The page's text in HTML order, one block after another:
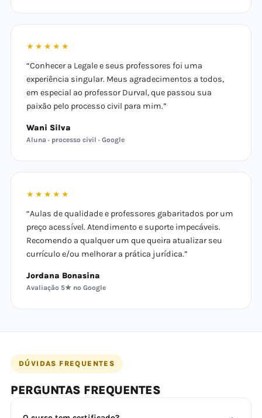
★★★★★
“Conhecer a Legale e seus professores foi uma
experiência singular. Meus agradecimentos a todos,
em especial ao professor Durval, que passou sua
paixão pelo processo civil para mim.”
Wani Silva
Aluna · processo civil · Google
★★★★★
“Aulas de qualidade e professores gabaritados por um
preço acessível. Atendimento e suporte impecáveis.
Recomendo a qualquer um que queira atualizar seu
currículo e/ou melhorar a prática jurídica.”
Jordana Bonasina
Avaliação 5★ no Google
DÚVIDAS FREQUENTES
PERGUNTAS FREQUENTES